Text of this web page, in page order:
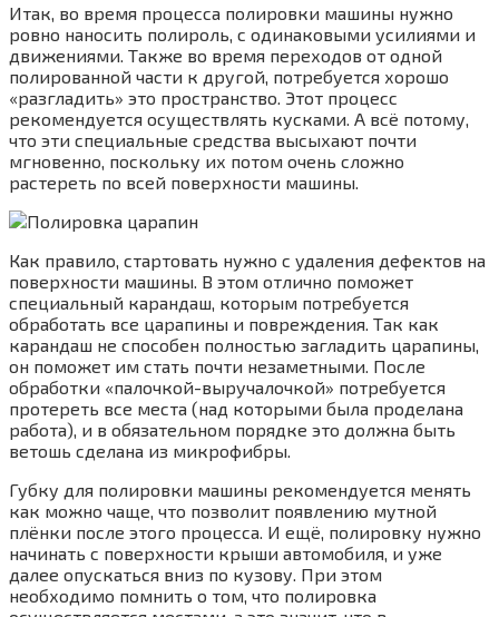
Итак, во время процесса полировки машины нужно
ровно наносить полироль, с одинаковыми усилиями и
движениями. Также во время переходов от одной
полированной части к другой, потребуется хорошо
«разгладить» это пространство. Этот процесс
рекомендуется осуществлять кусками. А всё потому,
что эти специальные средства высыхают почти
мгновенно, поскольку их потом очень сложно
растереть по всей поверхности машины.
Как правило, стартовать нужно с удаления дефектов на
поверхности машины. В этом отлично поможет
специальный карандаш, которым потребуется
обработать все царапины и повреждения. Так как
карандаш не способен полностью загладить царапины,
он поможет им стать почти незаметными. После
обработки «палочкой-выручалочкой» потребуется
протереть все места (над которыми была проделана
работа), и в обязательном порядке это должна быть
ветошь сделана из микрофибры.
Губку для полировки машины рекомендуется менять
как можно чаще, что позволит появлению мутной
плёнки после этого процесса. И ещё, полировку нужно
начинать с поверхности крыши автомобиля, и уже
далее опускаться вниз по кузову. При этом
необходимо помнить о том, что полировка